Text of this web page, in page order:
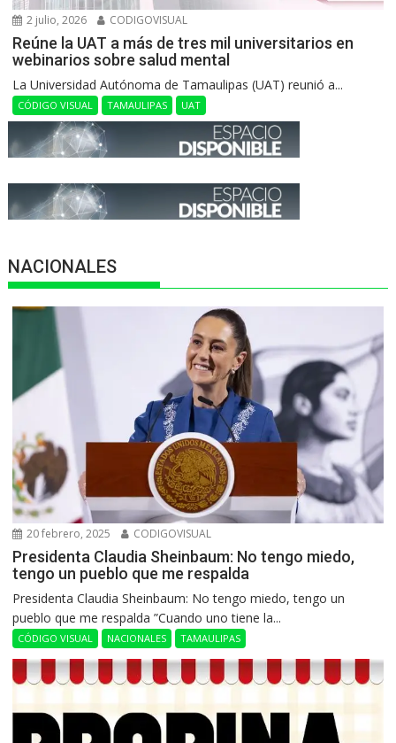
2 julio, 2026 CODIGOVISUAL
Reúne la UAT a más de tres mil universitarios en
webinarios sobre salud mental
La Universidad Autónoma de Tamaulipas (UAT) reunió a...
CÓDIGO VISUAL TAMAULIPAS UAT
NACIONALES
20 febrero, 2025 CODIGOVISUAL
Presidenta Claudia Sheinbaum: No tengo miedo,
tengo un pueblo que me respalda
Presidenta Claudia Sheinbaum: No tengo miedo, tengo un
pueblo que me respalda ”Cuando uno tiene la...
CÓDIGO VISUAL NACIONALES TAMAULIPAS